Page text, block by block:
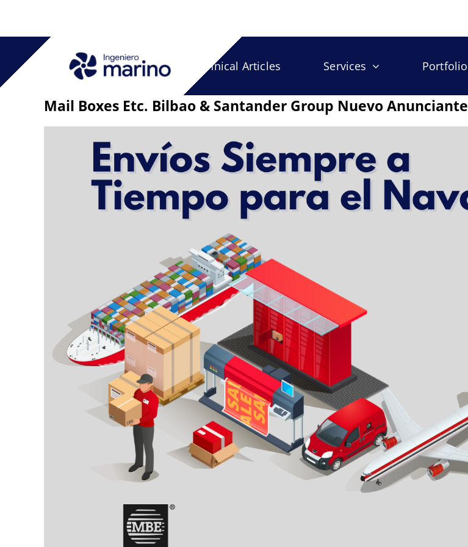
Technical Articles Services Portfolio
Mail Boxes Etc. Bilbao & Santander Group Nuevo Anunciante